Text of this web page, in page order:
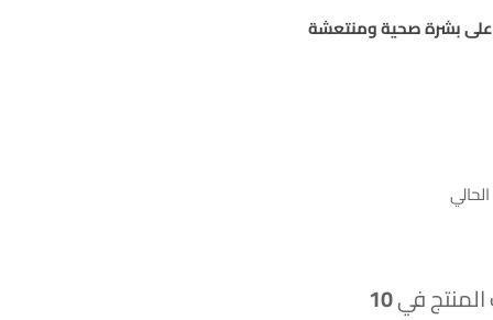
على بشرة صحية ومنتعشة
في10